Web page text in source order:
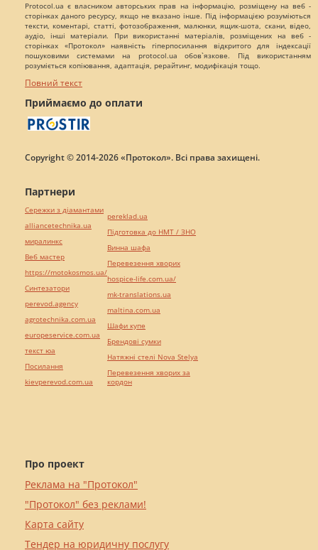
Protocol.ua є власником авторських прав на інформацію, розміщену на веб -
сторінках даного ресурсу, якщо не вказано інше. Під інформацією розуміються
тексти, коментарі, статті, фотозображення, малюнки, ящик-шота, скани, відео,
аудіо, інші матеріали. При використанні матеріалів, розміщених на веб -
сторінках «Протокол» наявність гіперпосилання відкритого для індексації
пошуковими системами на protocol.ua обов`язкове. Під використанням
розуміється копіювання, адаптація, рерайтинг, модифікація тощо.
Повний текст
Приймаємо до оплати
Copyright © 2014-2026 «Протокол». Всі права захищені.
Про проект
Реклама на "Протокол"
"Протокол" без реклами!
Карта сайту
Тендер на юридичну послугу
Партнери
Сережки з діамантами
alliancetechnika.ua
миралинкс
Веб мастер
https://motokosmos.ua/
Синтезатори
perevod.agency
agrotechnika.com.ua
europeservice.com.ua
текст юа
Посилання
kievperevod.com.ua
pereklad.ua
Підготовка до НМТ / ЗНО
Винна шафа
Перевезення хворих
hospice-life.com.ua/
mk-translations.ua
maltina.com.ua
Шафи купе
Брендові сумки
Натяжні стелі Nova Stelya
Перевезення хворих за
кордон